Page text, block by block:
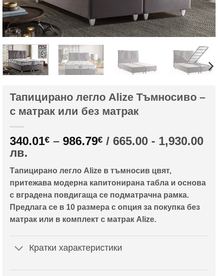
Тапицирано легло Alize Тъмносиво –
с матрак или без матрак
340.01€ – 986.79€Price
through
986.79€
/ 665.00 - 1,930.00
лв.
Тапицирано легло Alize в тъмносив цвят,
притежава модерна капитонирана табла и основа
с вградена повдигаща се подматрачна рамка.
Предлага се в 10 размера с опция за покупка без
матрак или в комплект с матрак Alize.
Кратки характеристики